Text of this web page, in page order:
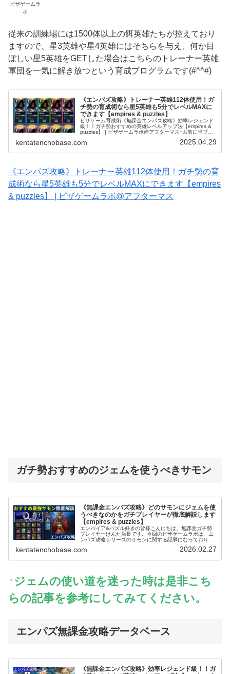
ピザゲームラ
ボ
従来の訓練場には1500体以上の餌英雄たちが控えており
ますので、星3英雄や星4英雄にはそちらを与え、何か目
ぼしい星5英雄をGETした場合はこちらのトレーナー英雄
軍団を一気に解き放つという育成プログラムです(#^^#)
《エンパズ攻略》トレーナー英雄112体使用！ガ
チ勢の育成術なら星5英雄も5分でレベルMAXに
できます【empires & puzzles】
ピザゲーム育成術《無課金エンパズ攻略》効率レジェンド
級！！ガチ勢おすすめの英雄レベルアップ法【empires &
puzzles】 | ピザゲームラボ@アフターマス↑以前に当ブロ
ーム育成術...
kentatenchobase.com 2025.04.29
《エンパズ攻略》トレーナー英雄112体使用！ガチ勢の育
成術なら星5英雄も5分でレベルMAXにできます【empires
& puzzles】 | ピザゲームラボ@アフターマス
ガチ勢おすすめのジェムを使うべきサモン
《無課金エンパズ攻略》どのサモンにジェムを使
うべきなのかをガチプレイヤーが徹底解説します
【empires & puzzles】
エンパイア&パズル好きの皆様こんにちは。無課金ガチ勢
プレイヤーけんた店長です。今回のピザゲームラボは、エ
ンパズ攻略シリーズのサモンに関する記事になっておりま
筆者が、多くのプレイヤーさんが迷...
kentatenchobase.com 2026.02.27
↑ジェムの使い道を迷った時は是非こち
らの記事を参考にしてみてください。
エンパズ無課金攻略データベース
《無課金エンパズ攻略》効率レジェンド級！！ガ